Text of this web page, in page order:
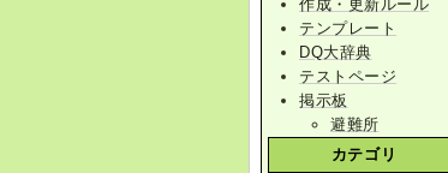
作成・更新ルール
テンプレート
DQ大辞典
テストページ
掲示板
避難所
カテゴリ